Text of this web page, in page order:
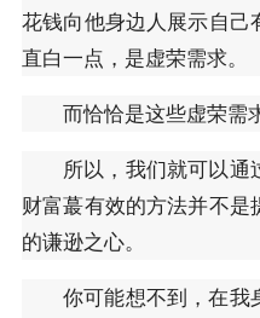
花钱向他身边人展示自己
直白一点，是虚荣需求。
而恰恰是这些虚荣需
所以，我们就可以通
财富蕞有效的方法并不是
的谦逊之心。
你可能想不到，在我